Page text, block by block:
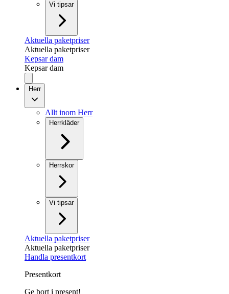
Vi tipsar
Aktuella paketpriser
Aktuella paketpriser
Kepsar dam
Kepsar dam
Herr
Allt inom Herr
Herrkläder
Herrskor
Vi tipsar
Aktuella paketpriser
Aktuella paketpriser
Handla presentkort
Presentkort
Ge bort i present!